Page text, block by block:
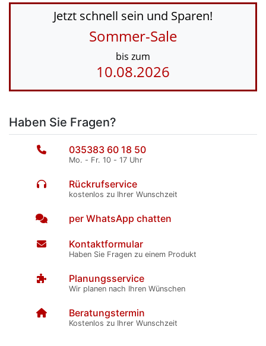
Jetzt schnell sein und Sparen!
Sommer-Sale
bis zum
10.08.2026
Haben Sie Fragen?
035383 60 18 50
Mo. - Fr. 10 - 17 Uhr
Rückrufservice
kostenlos zu Ihrer Wunschzeit
per WhatsApp chatten
Kontaktformular
Haben Sie Fragen zu einem Produkt
Planungsservice
Wir planen nach Ihren Wünschen
Beratungstermin
Kostenlos zu Ihrer Wunschzeit